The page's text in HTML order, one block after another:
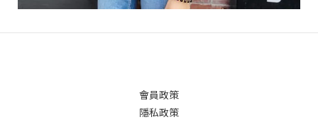
會員政策
隱私政策